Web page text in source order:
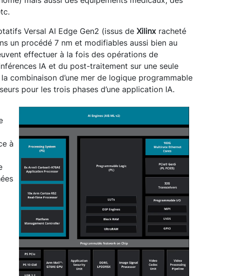
Versal AI Edge Gen2 (issus de Xilinx racheté
un procédé 7 nm et modifiables aussi bien au
effectuer à la fois des opérations de
IA et du post-traitement sur une seule
combinaison d’une mer de logique programmable
pour les trois phases d’une application IA.
à